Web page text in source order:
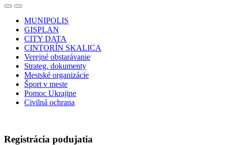
MUNIPOLIS
GISPLAN
CITY DATA
CINTORÍN SKALICA
Verejné obstarávanie
Strateg. dokumenty
Mestské organizácie
Šport v meste
Pomoc Ukrajine
Civilná ochrana
Registrácia podujatia